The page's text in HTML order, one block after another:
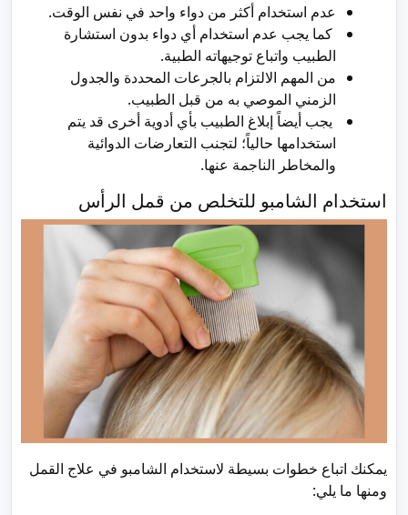
عدم استخدام أكثر من دواء واحد في نفس الوقت.
كما يجب عدم استخدام أي دواء بدون استشارة
الطبيب واتباع توجيهاته الطبية.
من المهم الالتزام بالجرعات المحددة والجدول
الزمني الموصي به من قبل الطبيب.
يجب أيضاً إبلاغ الطبيب بأي أدوية أخرى قد يتم
استخدامها حالياً؛ لتجنب التعارضات الدوائية
والمخاطر الناجمة عنها.
استخدام الشامبو للتخلص من قمل الرأس
يمكنك اتباع خطوات بسيطة لاستخدام الشامبو في علاج القمل
ومنها ما يلي: